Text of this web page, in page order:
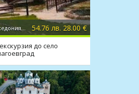
Източна Македония, Делчево 54.76 лв. 28.00 €
до село